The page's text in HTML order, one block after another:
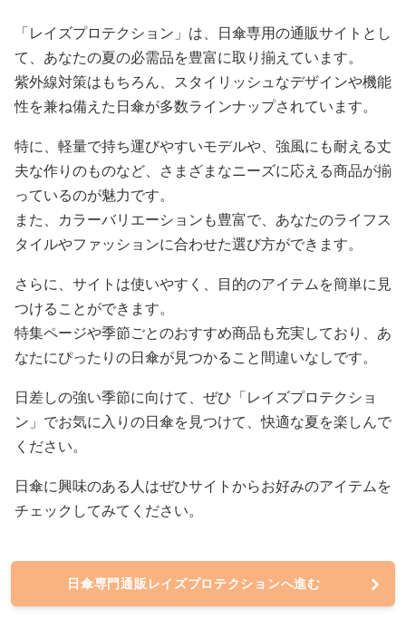
「レイズプロテクション」は、日傘専用の通販サイトとし
て、あなたの夏の必需品を豊富に取り揃えています。
紫外線対策はもちろん、スタイリッシュなデザインや機能
性を兼ね備えた日傘が多数ラインナップされています。
特に、軽量で持ち運びやすいモデルや、強風にも耐える丈
夫な作りのものなど、さまざまなニーズに応える商品が揃
っているのが魅力です。
また、カラーバリエーションも豊富で、あなたのライフス
タイルやファッションに合わせた選び方ができます。
さらに、サイトは使いやすく、目的のアイテムを簡単に見
つけることができます。
特集ページや季節ごとのおすすめ商品も充実しており、あ
なたにぴったりの日傘が見つかること間違いなしです。
日差しの強い季節に向けて、ぜひ「レイズプロテクショ
ン」でお気に入りの日傘を見つけて、快適な夏を楽しんで
ください。
日傘に興味のある人はぜひサイトからお好みのアイテムを
チェックしてみてください。
日傘専門通販レイズプロテクションへ進む